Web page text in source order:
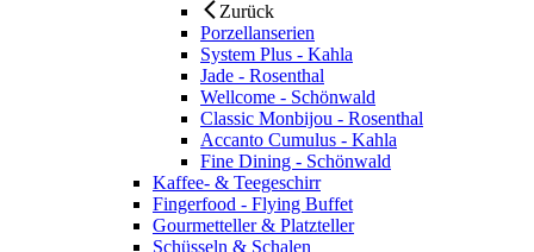
Zurück
Porzellanserien
System Plus - Kahla
Jade - Rosenthal
Wellcome - Schönwald
Classic Monbijou - Rosenthal
Accanto Cumulus - Kahla
Fine Dining - Schönwald
Kaffee- & Teegeschirr
Fingerfood - Flying Buffet
Gourmetteller & Platzteller
Schüsseln & Schalen